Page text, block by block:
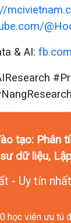
& AI:
tạo: Phân
dữ liệu,
- Uy tín
học viên ưu tú